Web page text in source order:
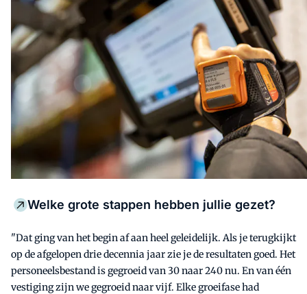
Welke grote stappen hebben jullie gezet?
"Dat ging van het begin af aan heel geleidelijk. Als je terugkijkt
op de afgelopen drie decennia jaar zie je de resultaten goed. Het
personeelsbestand is gegroeid van 30 naar 240 nu. En van één
vestiging zijn we gegroeid naar vijf. Elke groeifase had